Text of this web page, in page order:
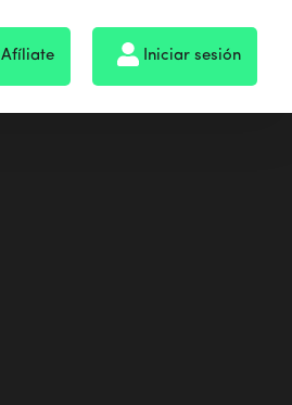
Afíliate Iniciar sesión